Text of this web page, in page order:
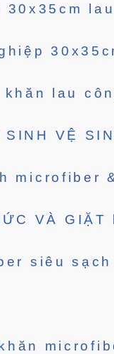
khăn lau
VỆ
microfiber
VÀ
siêu